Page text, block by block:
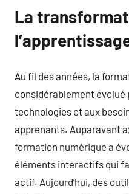
La
Au fil des années, la
considérablement évolué
technologies et aux
apprenants. Auparavant
formation numérique a
éléments interactifs qui
actif. Aujourd’hui, des